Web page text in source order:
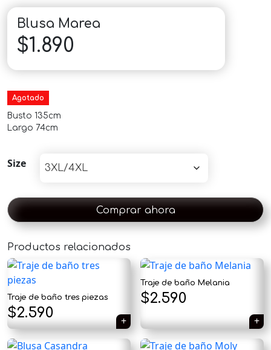
Blusa Marea
$1.890
Agotado
Busto 135cm
Largo 74cm
Size
Comprar ahora
Productos relacionados
Traje de baño tres piezas
$2.590
Traje de baño Melania
$2.590